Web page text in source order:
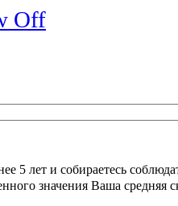
Off
5 лет и собираетесь
значения Ваша средняя